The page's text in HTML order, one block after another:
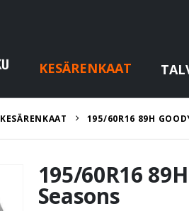
KESÄRENKAAT
KESÄRENKAAT 195/60R16 89H
195/60R16
Seasons